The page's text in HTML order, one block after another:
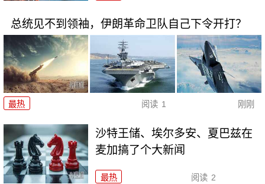
总统见不到领袖，伊朗革命卫队自己下令开打？
最热 阅读 1 刚刚
沙特王储、埃尔多安、夏巴兹在
麦加搞了个大新闻
最热 阅读 2